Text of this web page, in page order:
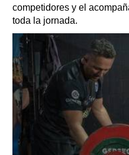
competidores y el
toda la jornada.